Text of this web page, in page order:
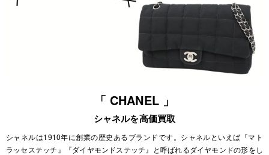
「 CHANEL 」
シャネルを高価買取
シャネルは1910年に創業の歴史あるブランドです。シャネルといえば『マト
ラッセステッチ』『ダイヤモンドステッチ』と呼ばれるダイヤモンドの形をし